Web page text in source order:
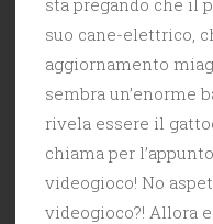
suo cane-elettrico,
aggiornamento
sembra un’enorme
rivela essere il
chiama per l’appunto
videogioco! No
videogioco?! Allora